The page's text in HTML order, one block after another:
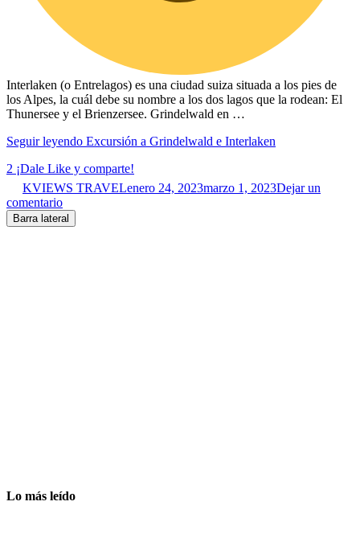
Interlaken (o Entrelagos) es una ciudad suiza situada a los pies de
los Alpes, la cuál debe su nombre a los dos lagos que la rodean: El
Thunersee y el Brienzersee. Grindelwald en …
Seguir leyendo Excursión a Grindelwald e Interlaken
2 ¡Dale Like y comparte!
KVIEWS TRAVELenero 24, 2023marzo 1, 2023Dejar un
comentario
Barra lateral
Lo más leído